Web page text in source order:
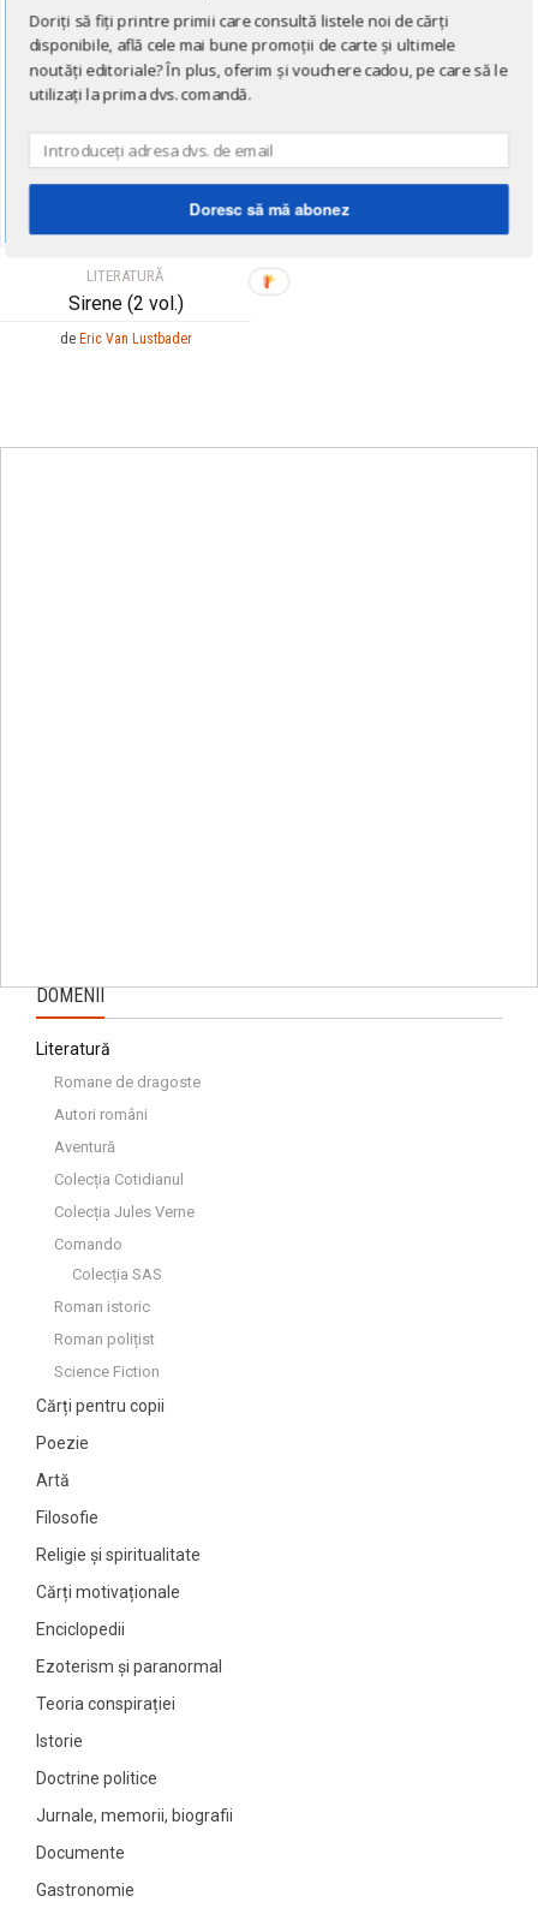
LITERATURĂ
Sirene (2 vol.)
de Eric Van Lustbader
DOMENII
Literatură
Romane de dragoste
Autori români
Aventură
Colecția Cotidianul
Colecția Jules Verne
Comando
Colecția SAS
Roman istoric
Roman polițist
Science Fiction
Cărți pentru copii
Poezie
Artă
Filosofie
Religie și spiritualitate
Cărți motivaționale
Enciclopedii
Ezoterism și paranormal
Teoria conspirației
Istorie
Doctrine politice
Jurnale, memorii, biografii
Documente
Gastronomie
Doriți să fiți printre primii care consultă listele noi de cărți
disponibile, află cele mai bune promoții de carte și ultimele
noutăți editoriale? În plus, oferim și vouchere cadou, pe care să le
utilizați la prima dvs. comandă.
Doresc să mă abonez